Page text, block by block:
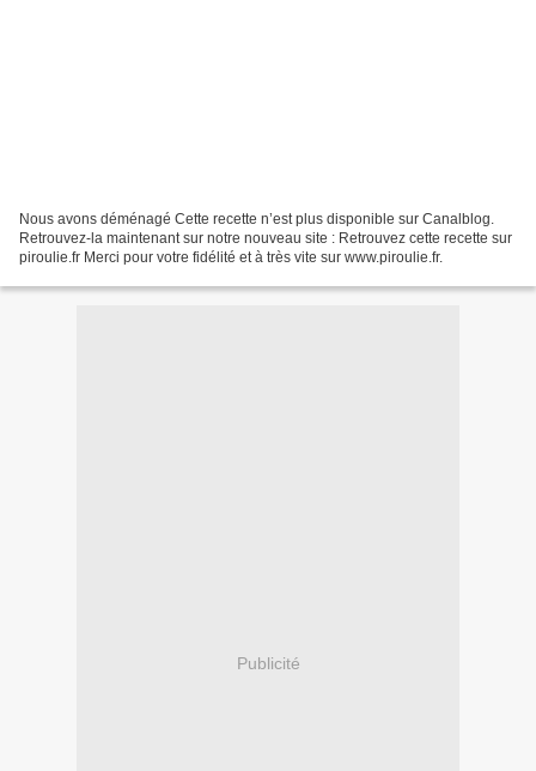
Nous avons déménagé Cette recette n’est plus disponible sur Canalblog.
Retrouvez-la maintenant sur notre nouveau site : Retrouvez cette recette sur
piroulie.fr Merci pour votre fidélité et à très vite sur www.piroulie.fr.
Publicité